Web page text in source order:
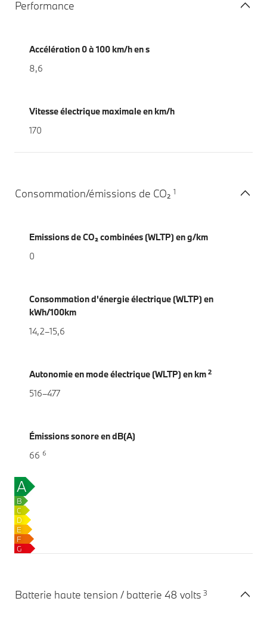
Performance
Accélération 0 à 100 km/h en s
8,6
Vitesse électrique maximale en km/h
170
Consommation/émissions de CO₂ 1
Emissions de CO₂ combinées (WLTP) en g/km
0
Consommation d'énergie électrique (WLTP) en
kWh/100km
14,2–15,6
Autonomie en mode électrique (WLTP) en km 2
516–477
Émissions sonore en dB(A)
66 6
A0
g
CO₂/km
B
C
D
E
F
G
Batterie haute tension / batterie 48 volts 3